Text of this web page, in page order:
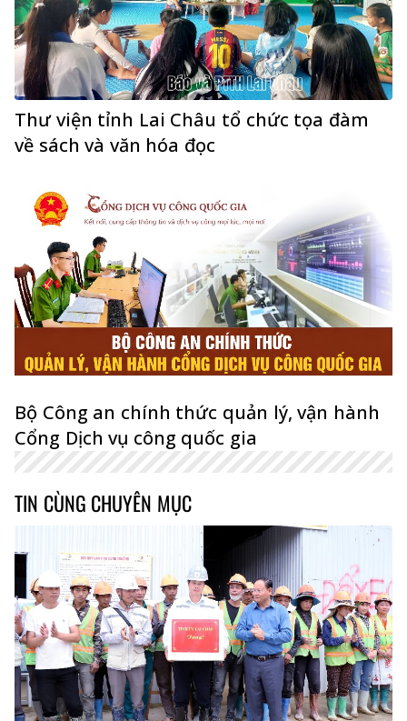
Thư viện tỉnh Lai Châu tổ chức tọa đàm
về sách và văn hóa đọc
Bộ Công an chính thức quản lý, vận hành
Cổng Dịch vụ công quốc gia
TIN CÙNG CHUYÊN MỤC